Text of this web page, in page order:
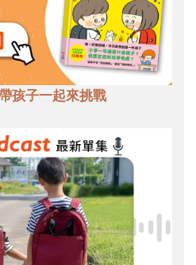
孩子一起來挑戰